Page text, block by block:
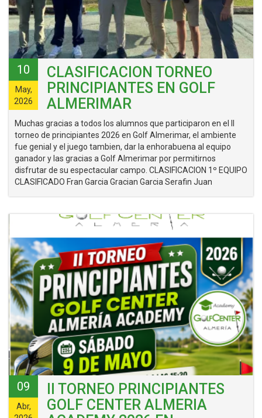
10
May,
2026
CLASIFICACION TORNEO
PRINCIPIANTES EN GOLF
ALMERIMAR
Muchas gracias a todos los alumnos que participaron en el II
torneo de principiantes 2026 en Golf Almerimar, el ambiente
fue genial y el juego tambien, dar la enhorabuena al equipo
ganador y las gracias a Golf Almerimar por permitirnos
disfrutar de su espectacular campo. CLASIFICACION 1º EQUIPO
CLASIFICADO Fran Garcia Gracian Garcia Serafin Juan
09
Abr,
II TORNEO PRINCIPIANTES
GOLF CENTER ALMERIA